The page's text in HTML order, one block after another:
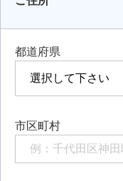
都道府県
市区町村